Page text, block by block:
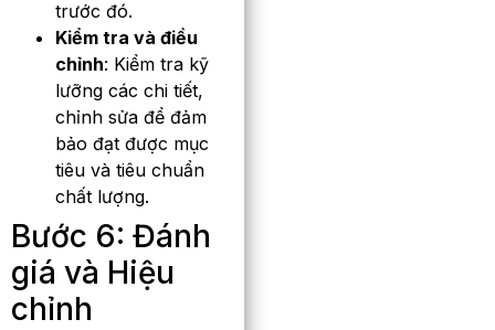
trước đó.
Kiểm tra và điều
chỉnh: Kiểm tra kỹ
lưỡng các chi tiết,
chỉnh sửa để đảm
bảo đạt được mục
tiêu và tiêu chuẩn
chất lượng.
Bước 6: Đánh
giá và Hiệu
chỉnh